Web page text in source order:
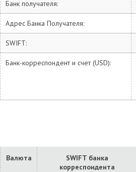
Банк получателя:
Адрес Банка Получателя:
SWIFT:
Банк-корреспондент и счет (USD):
Валюта
SWIFT банка
корреспондента